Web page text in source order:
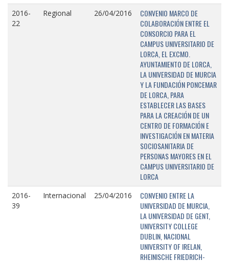
2016-
22
Regional 26/04/2016
CONVENIO MARCO DE
COLABORACIÓN ENTRE EL
CONSORCIO PARA EL
CAMPUS UNIVERSITARIO DE
LORCA, EL EXCMO.
AYUNTAMIENTO DE LORCA,
LA UNIVERSIDAD DE MURCIA
Y LA FUNDACIÓN PONCEMAR
DE LORCA, PARA
ESTABLECER LAS BASES
PARA LA CREACIÓN DE UN
CENTRO DE FORMACIÓN E
INVESTIGACIÓN EN MATERIA
SOCIOSANITARIA DE
PERSONAS MAYORES EN EL
CAMPUS UNIVERSITARIO DE
LORCA
2016-
39
Internacional 25/04/2016
CONVENIO ENTRE LA
UNIVERSIDAD DE MURCIA,
LA UNIVERSIDAD DE GENT,
UNIVERSITY COLLEGE
DUBLIN, NACIONAL
UNIVERSITY OF IRELAN,
RHEINISCHE FRIEDRICH-